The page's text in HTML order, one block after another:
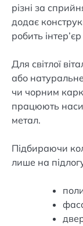
різні за
додає
робить
Для світлої
або
чи чорним
працюють
метал.
Підбираючи
лише на